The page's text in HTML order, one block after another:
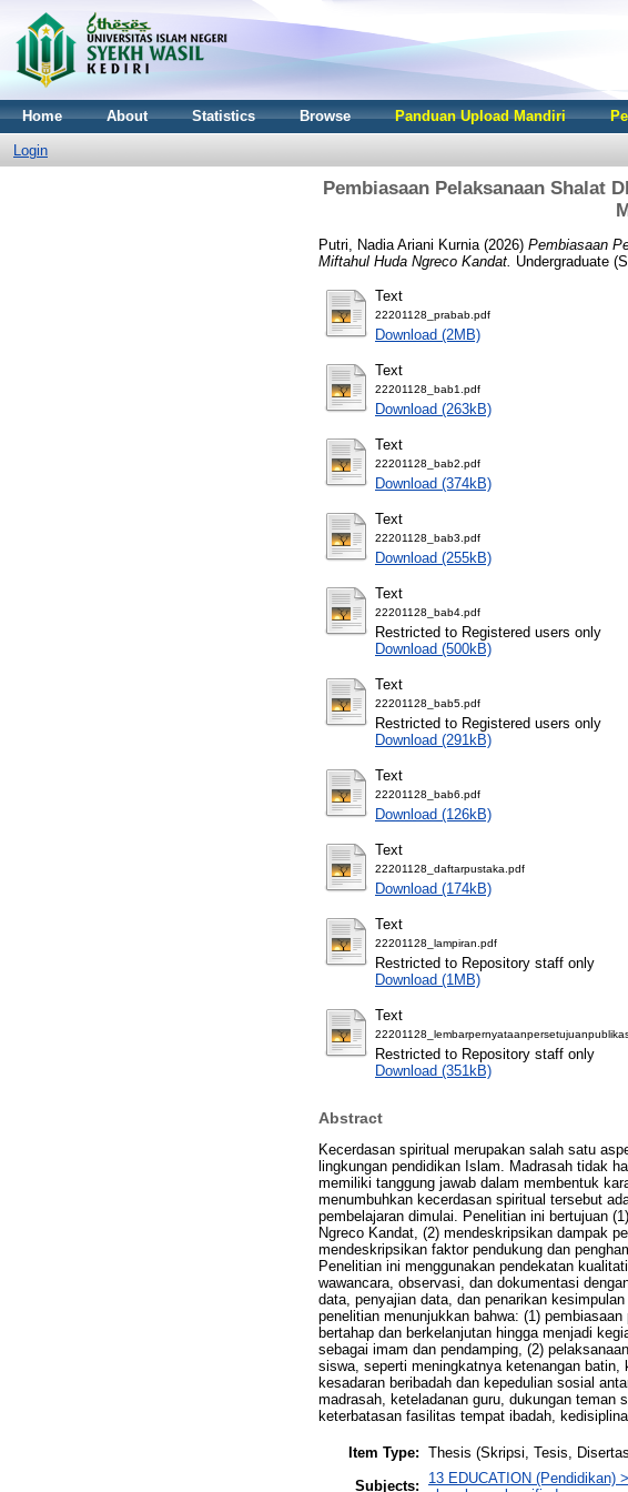
Home About Statistics Browse Panduan Upload Mandiri
Login
Pembiasaan Pelaksanaan Shalat
Putri, Nadia Ariani Kurnia (2026) Pembiasaan
Miftahul Huda Ngreco Kandat. Undergraduate
Text
22201128_prabab.pdf
Download (2MB)
Text
22201128_bab1.pdf
Download (263kB)
Text
22201128_bab2.pdf
Download (374kB)
Text
22201128_bab3.pdf
Download (255kB)
Text
22201128_bab4.pdf
Restricted to Registered users only
Download (500kB)
Text
22201128_bab5.pdf
Restricted to Registered users only
Download (291kB)
Text
22201128_bab6.pdf
Download (126kB)
Text
22201128_daftarpustaka.pdf
Download (174kB)
Text
22201128_lampiran.pdf
Restricted to Repository staff only
Download (1MB)
Text
Restricted to Repository staff only
Download (351kB)
Abstract
Kecerdasan spiritual merupakan salah satu
lingkungan pendidikan Islam. Madrasah tidak
memiliki tanggung jawab dalam membentuk
menumbuhkan kecerdasan spiritual tersebut
pembelajaran dimulai. Penelitian ini bertujuan
Ngreco Kandat, (2) mendeskripsikan dampak
mendeskripsikan faktor pendukung dan
Penelitian ini menggunakan pendekatan
wawancara, observasi, dan dokumentasi
data, penyajian data, dan penarikan
penelitian menunjukkan bahwa: (1)
bertahap dan berkelanjutan hingga menjadi
sebagai imam dan pendamping, (2)
siswa, seperti meningkatnya ketenangan
kesadaran beribadah dan kepedulian sosial
madrasah, keteladanan guru, dukungan teman
keterbatasan fasilitas tempat ibadah,
Item Type: Thesis (Skripsi, Tesis,
Subjects:
13 EDUCATION (Pendidikan)